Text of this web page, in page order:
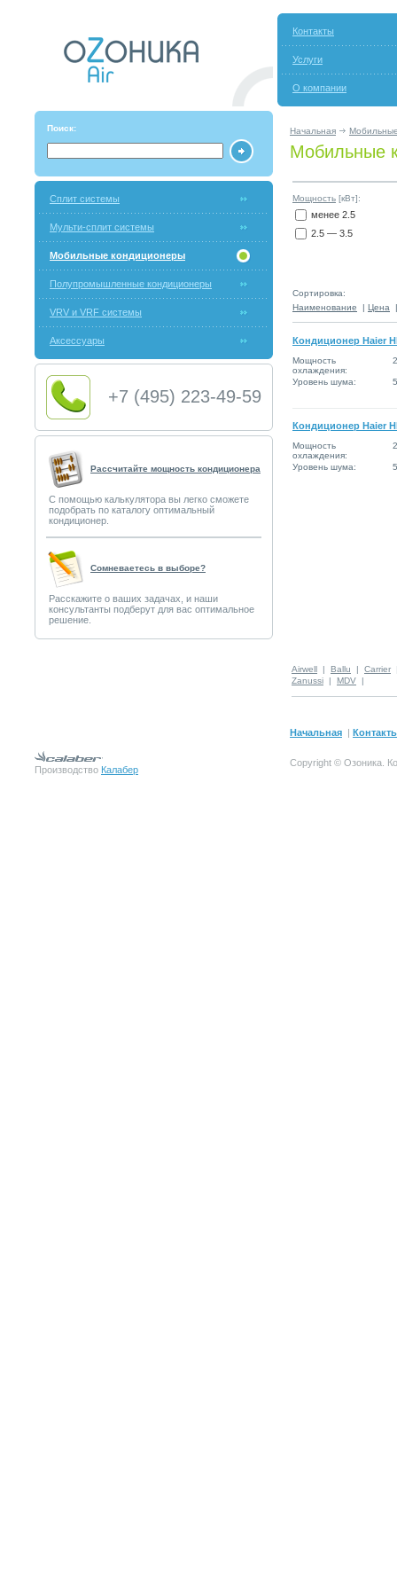
Контакты
Услуги
О компании
Поиск: Начальная
Мобильные
Сплит системы
Мульти-сплит системы
Мобильные кондиционеры
Полупромышленные кондиционеры
VRV и VRF системы
Аксессуары
+7 (495) 223-49-59
Рассчитайте мощность кондиционера
С помощью калькулятора вы легко сможете
подобрать по каталогу оптимальный
кондиционер.
Сомневаетесь в выборе?
Расскажите о ваших задачах, и наши
консультанты подберут для вас оптимальное
решение.
Мощность [кВт]:
менее 2.5
2.5 — 3.5
Сортировка:
Наименование | Цена
Кондиционер Haier
Мощность
охлаждения:
Уровень шума:
Кондиционер Haier
Мощность
охлаждения:
Уровень шума:
Airwell | Ballu | Carrier
Zanussi | MDV |
Начальная |
Производство Калабер
Copyright © Озоника.